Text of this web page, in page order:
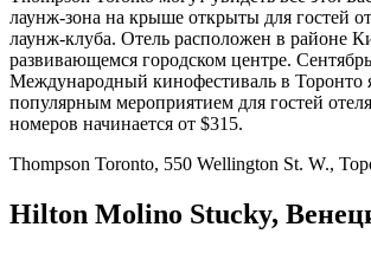
лаунж-зона на крыше открыты для гостей
лаунж-клуба. Отель расположен в районе
развивающемся городском центре.
Международный кинофестиваль в Торонто
популярным мероприятием для гостей
номеров начинается от $315.
Thompson Toronto, 550 Wellington St. W.,
Hilton Molino Stucky,